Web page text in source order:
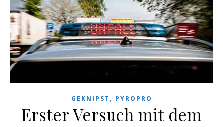
GEKNIPST , PYROPRO
Erster Versuch mit dem